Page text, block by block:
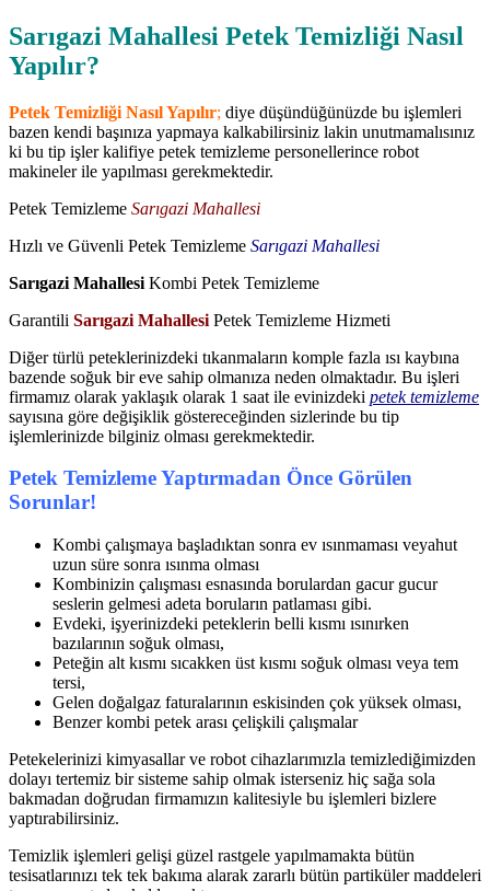
Sarıgazi Mahallesi Petek Temizliği Nasıl
Yapılır?
Petek Temizliği Nasıl Yapılır; diye düşündüğünüzde bu işlemleri
bazen kendi başınıza yapmaya kalkabilirsiniz lakin unutmamalısınız
ki bu tip işler kalifiye petek temizleme personellerince robot
makineler ile yapılması gerekmektedir.
Petek Temizleme Sarıgazi Mahallesi
Hızlı ve Güvenli Petek Temizleme Sarıgazi Mahallesi
Sarıgazi Mahallesi Kombi Petek Temizleme
Garantili Sarıgazi Mahallesi Petek Temizleme Hizmeti
Diğer türlü peteklerinizdeki tıkanmaların komple fazla ısı kaybına
bazende soğuk bir eve sahip olmanıza neden olmaktadır. Bu işleri
firmamız olarak yaklaşık olarak 1 saat ile evinizdeki petek temizleme
sayısına göre değişiklik göstereceğinden sizlerinde bu tip
işlemlerinizde bilginiz olması gerekmektedir.
Petek Temizleme Yaptırmadan Önce Görülen
Sorunlar!
Kombi çalışmaya başladıktan sonra ev ısınmaması veyahut
uzun süre sonra ısınma olması
Kombinizin çalışması esnasında borulardan gacur gucur
seslerin gelmesi adeta boruların patlaması gibi.
Evdeki, işyerinizdeki peteklerin belli kısmı ısınırken
bazılarının soğuk olması,
Peteğin alt kısmı sıcakken üst kısmı soğuk olması veya tem
tersi,
Gelen doğalgaz faturalarının eskisinden çok yüksek olması,
Benzer kombi petek arası çelişkili çalışmalar
Petekelerinizi kimyasallar ve robot cihazlarımızla temizlediğimizden
dolayı tertemiz bir sisteme sahip olmak isterseniz hiç sağa sola
bakmadan doğrudan firmamızın kalitesiyle bu işlemleri bizlere
yaptırabilirsiniz.
Temizlik işlemleri gelişi güzel rastgele yapılmamakta bütün
tesisatlarınızı tek tek bakıma alarak zararlı bütün partiküler maddeleri